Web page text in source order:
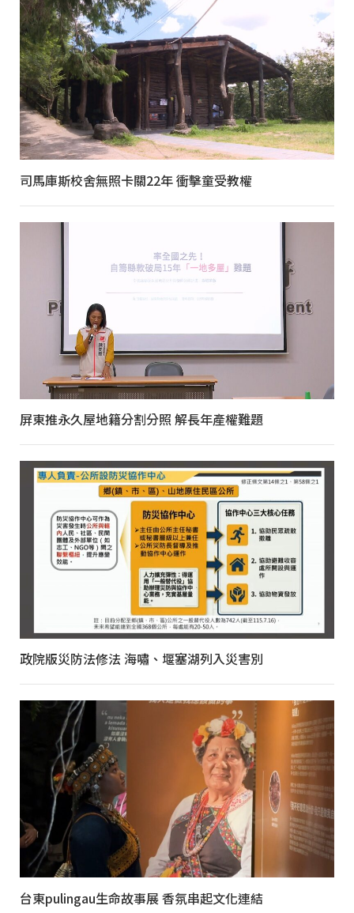
司馬庫斯校舍無照卡關22年 衝擊童受教權
屏東推永久屋地籍分割分照 解長年產權難題
政院版災防法修法 海嘯、堰塞湖列入災害別
台東pulingau生命故事展 香氛串起文化連結